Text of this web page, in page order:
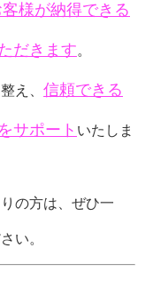
客様が納得できる
だきます。
え、 信頼できる
サポート いたしま
の方は、ぜひ一
い。